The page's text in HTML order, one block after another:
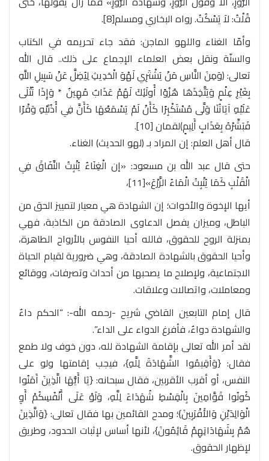
قُلْتُ: لاَ يَسْكُتُ. رواه البخاري ومسلم[8].
وأمّا الغناء واللهو الماجن: فقد جاء تحريمه في الكتاب
والسنّة ونقل بعض العلماء الإجماع على ذلك.. قال الله
تعالى: ﴿وَمِنَ النَّاسِ مَنْ يَشْتَرِي لَهْوَ الْحَدِيثِ لِيُضِلَّ عَنْ سَبِيلِ اللَّهِ
بِغَيْرِ عِلْمٍ وَيَتَّخِذَهَا هُزُوًا أُولَئِكَ لَهُمْ عَذَابٌ مُهِينٌ * وَإِذَا تُتْلَى
عَلَيْهِ آيَاتُنَا وَلَّى مُسْتَكْبِرًا كَأَنْ لَمْ يَسْمَعْهَا كَأَنَّ فِي أُذُنَيْهِ وَقْرًا
فَبَشِّرْهُ بِعَذَابٍ أَلِيمٍ﴾لقمان [10].
قال أهل العلم: إن المراد بـ (لهو الحديث) الغناء.
حتى قال عبد الله بن مسعود: «إن الْغِنَاءُ يُنْبِتُ النِّفَاقَ فِي
الْقَلْبِ كَمَا يُنْبِتُ الْمَاءُ الزَّرْعَ»[11]،
أيها الإخوة والأخوات؛ إن الشهادة هي معيار لتمييز الحق من
الباطل، وميزان يفصل الدعاوى الصادقة من الكاذبة، فهي
بمنزلة الروح للحقوق، فالله أحيا النفوس بالأرواح الطاهرة،
وأحيا الحقوق بالشهادة الصادقة، وهي ضرورية لقيام الحياة
الاجتماعية، ولإصلاح ما يصحبها من أحداث وتصرفات، ووقائع
ومعاملات، واتصالات وعلاقات.
قال إمام التابعين القاضي شريح -رحمه الله-: “الحكم داءٌ
والشهادة دواءٌ، فأفرغ الدواء على الداء”.
لقد أمر الله تعالى بإقامة الشهادة لله، دون خوف ولا طمع
فقال: {وَأَقِيمُوا الشَّهَادَةَ لِلَّهِ}، فيجب إقامتها ولو على
النفس، أو أقرب الأقربين، فقال سبحانه: {يَا أَيُّهَا الَّذِينَ آَمَنُوا
كُونُوا قَوَّامِينَ بِالْقِسْطِ شُهَدَاءَ لِلَّهِ، وَلَوْ عَلَى أَنْفُسِكُمْ أَوِ
الْوَالِدَيْنِ وَالأَقْرَبِينَ}؛ ومدح القائمين بها فقال تعالى: {وَالَّذِينَ
هُمْ بِشَهَادَاتِهِمْ قَائِمُونَ}، لأنها أساس لإثبات الحدود، وطريق
لإظهار الحقوق.